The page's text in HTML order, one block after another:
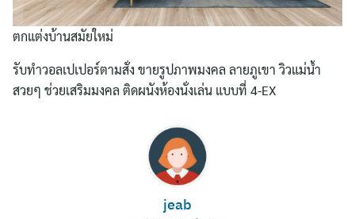
ตกแต่งบ้านสมัยใหม่
รับทําวอลเปเปอร์ตามสั่ง ขายรูปภาพมงคล ลายภูเขา วิวแม่น้ำ
สวยๆ ช่วยเสริมมงคล ติดผนังห้องนั่งเล่น แบบที่ 4-EX
jeab